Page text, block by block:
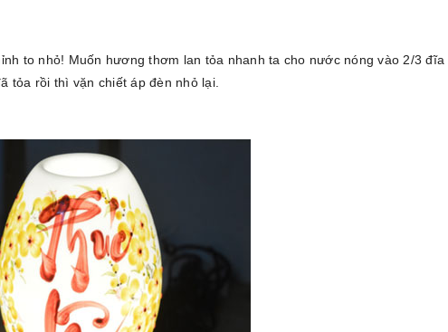
to nhỏ! Muốn hương thơm lan tỏa nhanh ta cho nước nóng vào 2/3 đĩa
tỏa rồi thì vặn chiết áp đèn nhỏ lại.